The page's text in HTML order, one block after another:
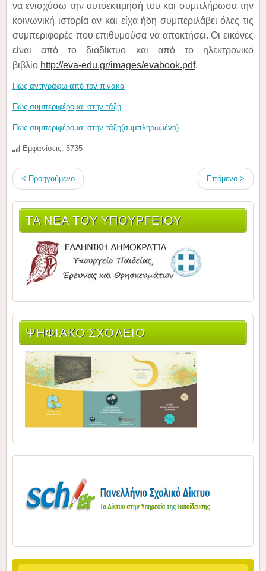
να ενισχύσω την αυτοεκτιμησή του και συμπλήρωσα την
κοινωνική ιστορία αν και είχα ήδη συμπεριλάβει όλες τις
συμπεριφορές που επιθυμούσα να αποκτήσει.Οι εικόνες
είναι από το διαδίκτυο και από το ηλεκτρονικό
βιβλίο http://eva-edu.gr/images/evabook.pdf.
Πώς αντιγράφω από τον πίνακα
Πώς συμπεριφέρομαι στην τάξη
Πώς συμπεριφέρομαι στην τάξη(συμπληρωμένο)
Εμφανίσεις: 5735
< Προηγούμενο Επόμενο >
ΤΑ ΝΈΑ ΤΟΥ ΥΠΟΥΡΓΕΊΟΥ
ΨΗΦΙΑΚΌ ΣΧΟΛΕΊΟ